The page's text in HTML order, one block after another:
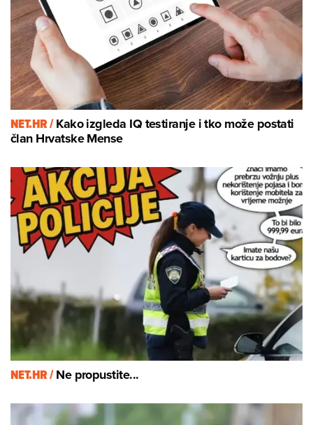
NET.HR /Kako izgleda IQ testiranje i tko može postati
član Hrvatske Mense
NET.HR /Ne propustite...